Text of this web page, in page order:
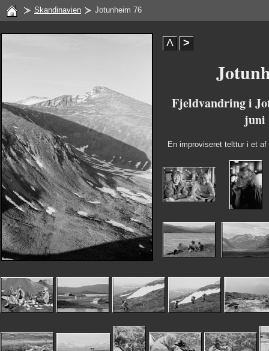
Skandinavien Jotunheim 76
Λ >
Fjeldvandring i
juni
En improviseret telttur i et